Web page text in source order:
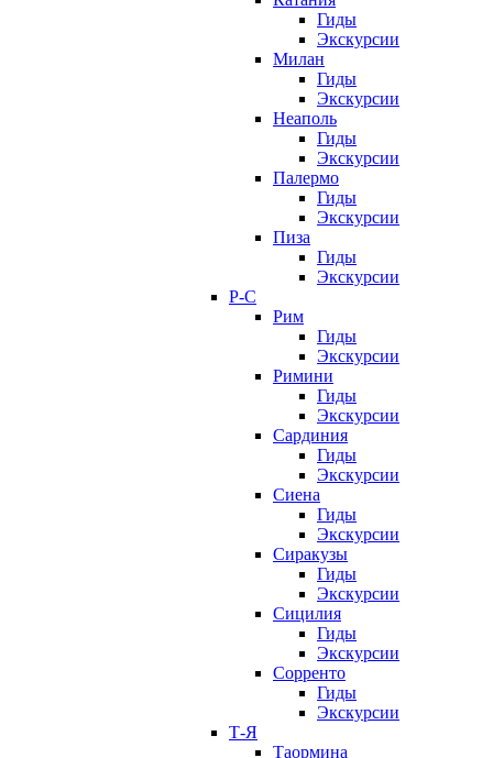
Гиды
Экскурсии
Милан
Гиды
Экскурсии
Неаполь
Гиды
Экскурсии
Палермо
Гиды
Экскурсии
Пиза
Гиды
Экскурсии
Р-С
Рим
Гиды
Экскурсии
Римини
Гиды
Экскурсии
Сардиния
Гиды
Экскурсии
Сиена
Гиды
Экскурсии
Сиракузы
Гиды
Экскурсии
Сицилия
Гиды
Экскурсии
Сорренто
Гиды
Экскурсии
Т-Я
Таормина